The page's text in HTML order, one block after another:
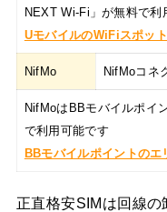
NEXT Wi-Fi」が無料で利
UモバイルのWiFiスポッ
NifMo NifMoコネ
NifMoはBBモバイルポイ
で利用可能です
BBモバイルポイントのエ
正直格安SIMは回線